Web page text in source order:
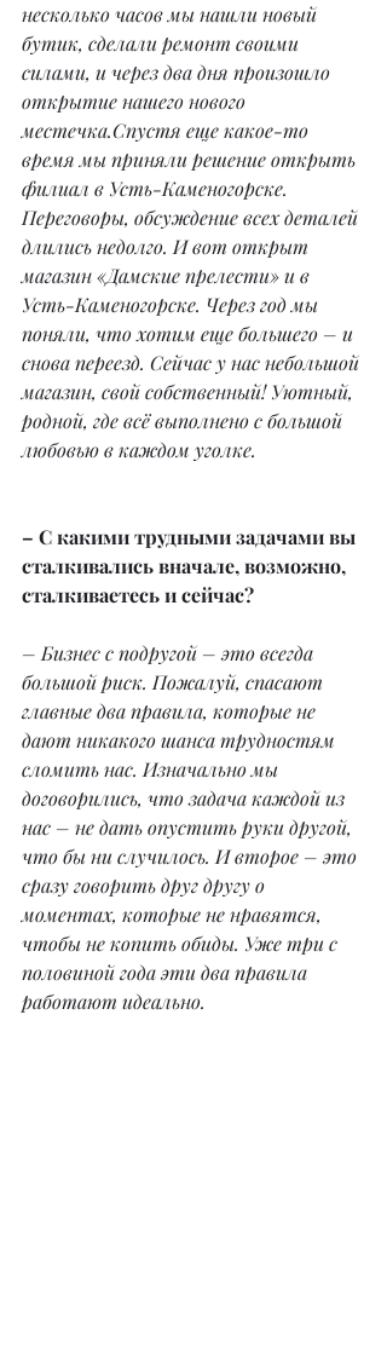
несколько часов мы нашли новый
бутик, сделали ремонт своими
силами, и через два дня произошло
открытие нашего нового
местечка.Спустя еще какое-то
время мы приняли решение открыть
филиал в Усть-Каменогорске.
Переговоры, обсуждение всех деталей
длились недолго. И вот открыт
магазин «Дамские прелести» и в
Усть-Каменогорске. Через год мы
поняли, что хотим еще большего – и
снова переезд. Сейчас у нас небольшой
магазин, свой собственный! Уютный,
родной, где всё выполнено с большой
любовью в каждом уголке.
– С какими трудными задачами вы
сталкивались вначале, возможно,
сталкиваетесь и сейчас?
– Бизнес с подругой – это всегда
большой риск. Пожалуй, спасают
главные два правила, которые не
дают никакого шанса трудностям
сломить нас. Изначально мы
договорились, что задача каждой из
нас – не дать опустить руки другой,
что бы ни случилось. И второе – это
сразу говорить друг другу о
моментах, которые не нравятся,
чтобы не копить обиды. Уже три с
половиной года эти два правила
работают идеально.